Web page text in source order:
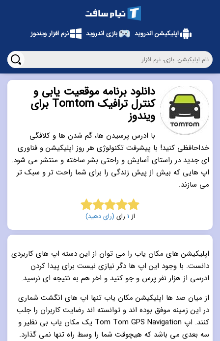
دانلود برنامه موقعیت یابی و
کنترل ترافیک Tomtom برای
ویندوز
با ادرس پرسیدن ها،‌ گم شدن ها و کلافگی
خداحافظی کنید! با پیشرفت تکنولوژی هر روز اپلیکیشن و فناوری
ای جدید در راستای آسایش و راحتی بشر ساخته و منتشر می شود.
اپ هایی که بیش از پیش زندگی را برای شما راحت تر و سبک تر
می سازند.
5.0 از 5 از 1 رای (رای دهید)
اپلیکیشن های مکان یاب را می توان از این دسته اپ های کاربردی
دانست. با وجود این اپ ها دگر نیازی نیست برای پیدا کردن
ادرسی از هزار نفر پرس و جو کنید و اخر هم به نتیجه ای نرسید.
از میان صد ها اپلیکیشن مکان یاب تنها اپ های انگشت شماری
در این زمینه موفق بوده اند و توانسته اند رضایت کاربران را جلب
کنند. اپ Tom Tom GPS Navigation یک مکان یاب بی نظیر و
سه بعدی می باشد که هیچوقت شما را وسط راه تنها نمی گذارد.
اپلیکیشن اندروید بازی اندروید نرم افزار ویندوز